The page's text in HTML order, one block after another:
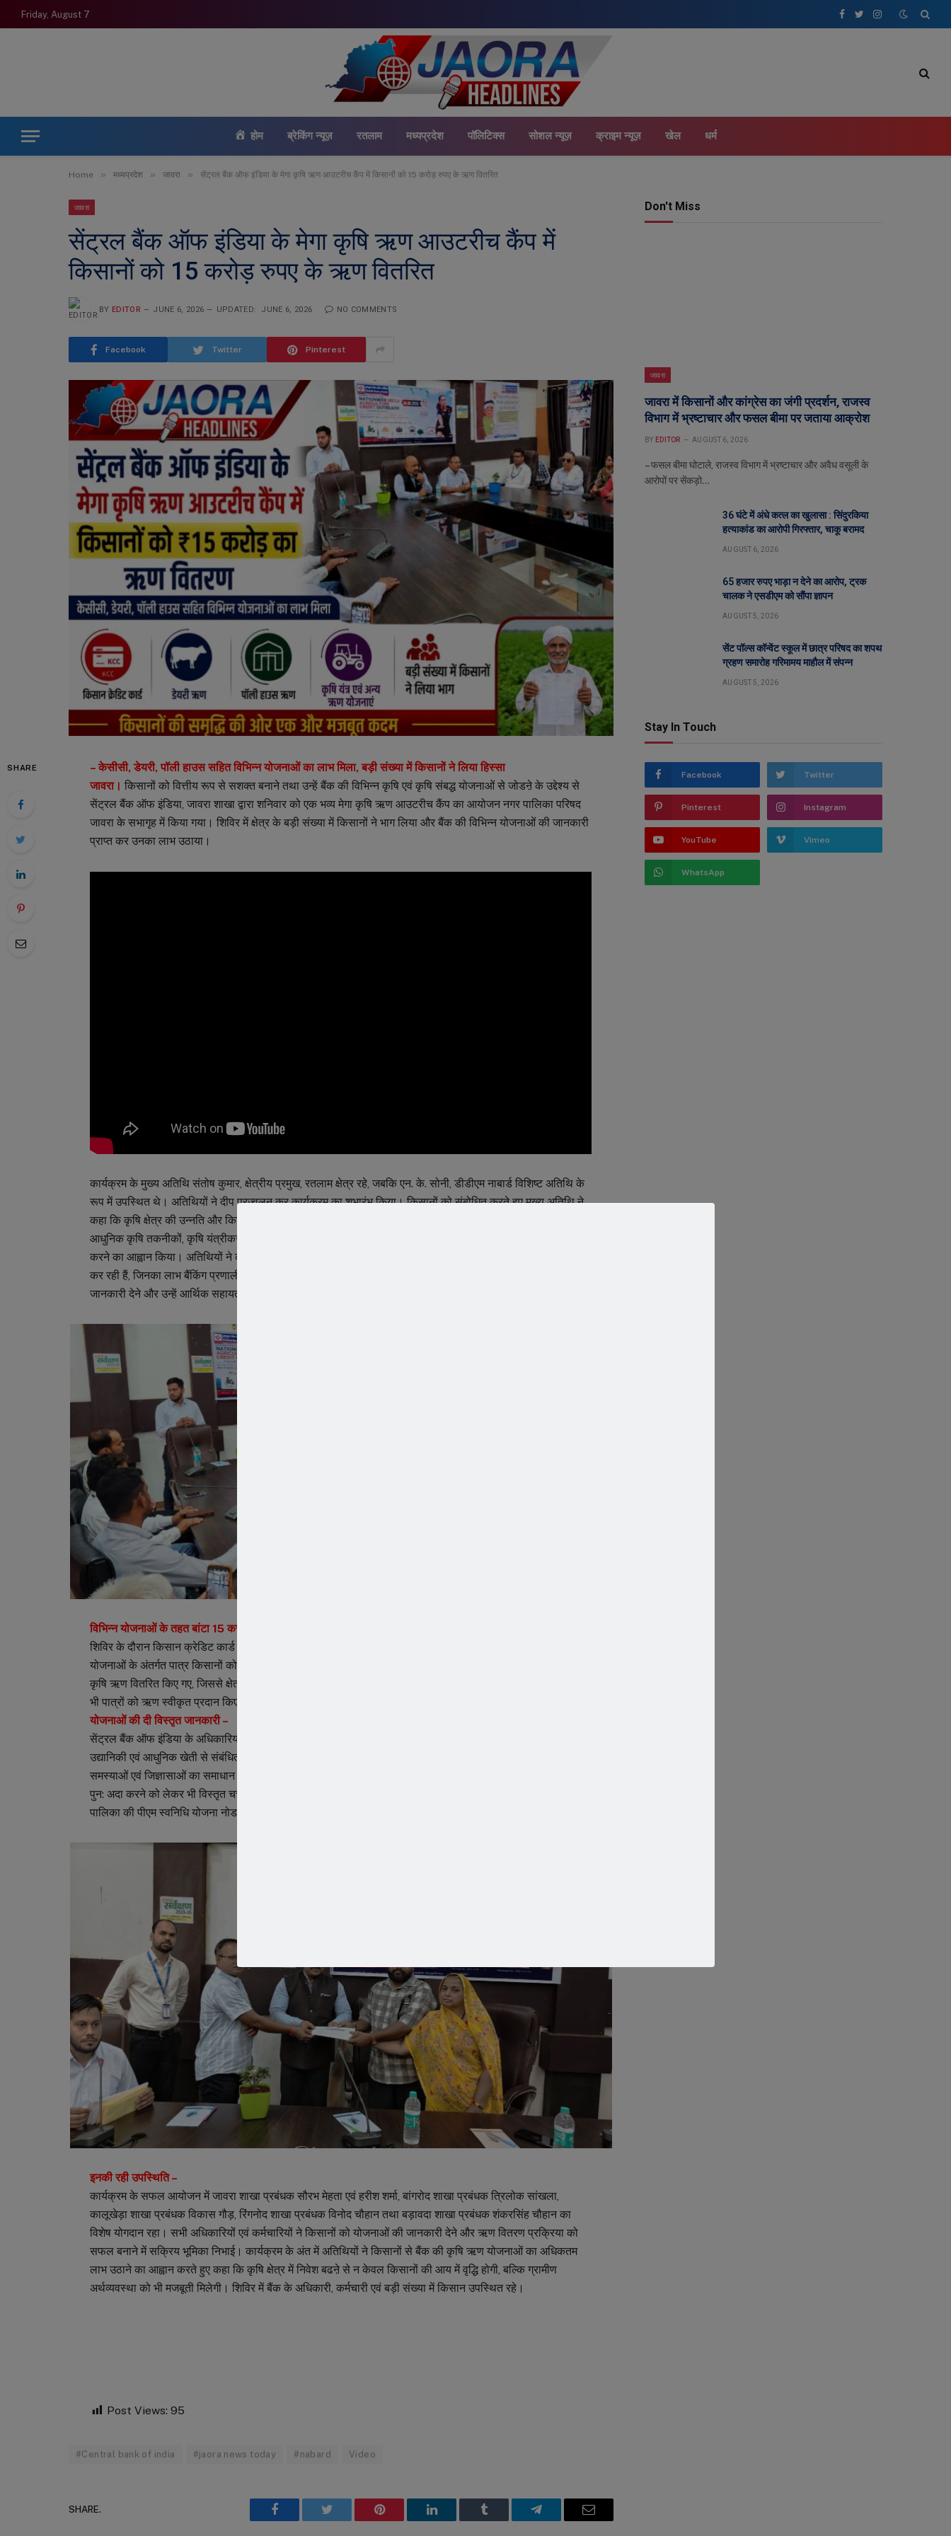
Friday, August 7
Facebook
TwitterInstagram
होम ब्रेकिंग न्यूज़ रतलाम मध्यप्रदेश पॉलिटिक्स सोशल न्यूज़ क्राइम न्यूज़ खेल धर्म
Home » मध्यप्रदेश » जावरा » सेंट्रल बैंक ऑफ इंडिया के मेगा कृषि ऋण आउटरीच कैंप में किसानों को 15 करोड़ रुपए के ऋण वितरित
जावरा
सेंट्रल बैंक ऑफ इंडिया के मेगा कृषि ऋण आउटरीच कैंप में
किसानों को 15 करोड़ रुपए के ऋण वितरित
BY EDITOR JUNE 6, 2026 UPDATED: JUNE 6, 2026 NO COMMENTS
Facebook Twitter Pinterest
SHARE
– केसीसी, डेयरी, पॉली हाउस सहित विभिन्न योजनाओं का लाभ मिला, बड़ी संख्या में किसानों ने लिया हिस्सा
जावरा। किसानों को वित्तीय रूप से सशक्त बनाने तथा उन्हें बैंक की विभिन्न कृषि एवं कृषि संबद्ध योजनाओं से जोडऩे के उद्देश्य से
सेंट्रल बैंक ऑफ इंडिया, जावरा शाखा द्वारा शनिवार को एक भव्य मेगा कृषि ऋण आउटरीच कैंप का आयोजन नगर पालिका परिषद
जावरा के सभागृह में किया गया। शिविर में क्षेत्र के बड़ी संख्या में किसानों ने भाग लिया और बैंक की विभिन्न योजनाओं की जानकारी
प्राप्त कर उनका लाभ उठाया।
कार्यक्रम के मुख्य अतिथि संतोष कुमार, क्षेत्रीय प्रमुख, रतलाम क्षेत्र रहे, जबकि एन. के. सोनी, डीडीएम नाबार्ड विशिष्ट अतिथि के
रूप में उपस्थित थे। अतिथियों ने दीप प्रज्वलन कर कार्यक्रम का शुभारंभ किया। किसानों को संबोधित करते हुए मुख्य अतिथि ने
कहा कि कृषि क्षेत्र की उन्नति और किसानों की आर्थिक मजबूती के लिए संस्थागत ऋण की महत्वपूर्ण भूमिका है। उन्होंने किसानों से
आधुनिक कृषि तकनीकों, कृषि यंत्रीकरण तथा कृषि आधारित उद्यमों को अपनाने के लिए बैंकिंग सुविधाओं का अधिकाधिक उपयोग
करने का आह्वान किया। अतिथियों ने कहा कि केंद्र एवं राज्य सरकार किसानों की आय बढ़ाने के लिए विभिन्न योजनाएं संचालित
कर रही हैं, जिनका लाभ बैंकिंग प्रणाली के माध्यम से किसानों तक पहुंचाया जा रहा है। ऐसे शिविर किसानों को योजनाओं की
जानकारी देने और उन्हें आर्थिक सहायता उपलब्ध कराने का प्रभावी माध्यम हैं।
विभिन्न योजनाओं के तहत बांटा 15 करोड़ का ऋण –
शिविर के दौरान किसान क्रेडिट कार्ड (केसीसी), डेयरी ऋण, पॉली हाउस ऋण, कृषि यंत्र ऋण तथा अन्य कृषि एवं कृषि संबद्ध
योजनाओं के अंतर्गत पात्र किसानों को ऋण स्वीकृति पत्र प्रदान किए गए। इस अवसर पर किसानों को कुल 15 करोड़ रुपए के
कृषि ऋण वितरित किए गए, जिससे क्षेत्र के कृषि विकास को नई गति मिलने की उम्मीद है। साथ ही पीएम स्वनिधि योजना के तहत
भी पात्रों को ऋण स्वीकृत प्रदान किए गए।
योजनाओं की दी विस्तृत जानकारी –
सेंट्रल बैंक ऑफ इंडिया के अधिकारियों ने किसानों को विभिन्न सरकारी योजनाओं, कृषि निवेश, पशुपालन, डेयरी व्यवसाय,
उद्यानिकी एवं आधुनिक खेती से संबंधित वित्तीय सहायता योजनाओं की विस्तृत जानकारी दी। साथ ही किसानों की ऋण संबंधी
समस्याओं एवं जिज्ञासाओं का समाधान कर उन्हें बैंकिंग प्रक्रियाओं के बारे में जागरूक किया गया। वहीं समय पर लिए गए ऋण को
पुन: अदा करने को लेकर भी विस्तृत चर्चा की गई। शिविर में वरिष्ठ एडवोकेट वरुण श्रोत्रिय ने भी संबोधित किया। इस दौरान नगर
पालिका की पीएम स्वनिधि योजना नोडल रितु शोरी और वर्षा श्रोत्रिय भी विशेष रुप से उपस्थित रही।
इनकी रही उपस्थिति –
कार्यक्रम के सफल आयोजन में जावरा शाखा प्रबंधक सौरभ मेहता एवं हरीश शर्मा, बांगरोद शाखा प्रबंधक त्रिलोक सांखला,
कालूखेड़ा शाखा प्रबंधक विकास गौड़, रिंगनोद शाखा प्रबंधक विनोद चौहान तथा बड़ावदा शाखा प्रबंधक शंकरसिंह चौहान का
विशेष योगदान रहा। सभी अधिकारियों एवं कर्मचारियों ने किसानों को योजनाओं की जानकारी देने और ऋण वितरण प्रक्रिया को
सफल बनाने में सक्रिय भूमिका निभाई। कार्यक्रम के अंत में अतिथियों ने किसानों से बैंक की कृषि ऋण योजनाओं का अधिकतम
लाभ उठाने का आह्वान करते हुए कहा कि कृषि क्षेत्र में निवेश बढऩे से न केवल किसानों की आय में वृद्धि होगी, बल्कि ग्रामीण
अर्थव्यवस्था को भी मजबूती मिलेगी। शिविर में बैंक के अधिकारी, कर्मचारी एवं बड़ी संख्या में किसान उपस्थित रहे।
Post Views: 95
#Central bank of india #jaora news today #nabard Video
SHARE.
Facebook Twitter Pinterest LinkedIn Tumblr Telegram Email
Don't Miss
जावरा
जावरा में किसानों और कांग्रेस का जंगी प्रदर्शन, राजस्व
विभाग में भ्रष्टाचार और फसल बीमा पर जताया आक्रोश
BY EDITOR AUGUST 6, 2026
– फसल बीमा घोटाले, राजस्व विभाग में भ्रष्टाचार और अवैध वसूली के
आरोपों पर सेंकड़ो…
36 घंटे में अंधे कत्ल का खुलासा : सिंदुरकिया
हत्याकांड का आरोपी गिरफ्तार, चाकू बरामद
AUGUST 6, 2026
65 हजार रुपए भाड़ा न देने का आरोप, ट्रक
चालक ने एसडीएम को सौंपा ज्ञापन
AUGUST 5, 2026
सेंट पॉल्स कॉन्वेंट स्कूल में छात्र परिषद का शपथ
ग्रहण समारोह गरिमामय माहौल में संपन्न
AUGUST 5, 2026
Stay In Touch
Facebook Twitter
Pinterest Instagram
YouTube Vimeo
WhatsApp